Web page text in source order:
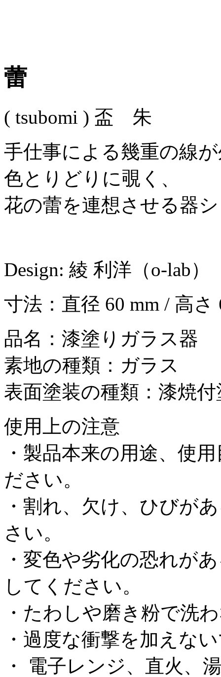
蕾
( tsubomi ) 盃 朱
手仕事による幾重の線
色とりどりに覗く、
花の蕾を連想させる器
Design: 綾 利洋（o-lab）
寸法：直径 60 mm / 高さ
品名：漆塗りガラス器
素地の種類：ガラス
表面塗装の種類：漆焼付
使用上の注意
・製品本来の用途、使
ださい。
・割れ、欠け、ひびが
さい。
・変色や劣化の恐れが
してください。
・たわしや磨き粉で洗
・過度な衝撃を加えな
・ 電子レンジ、直火、